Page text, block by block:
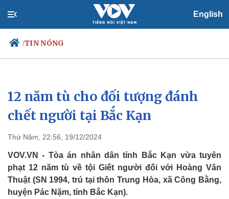
English
/TIN NÓNG
Chính trị
Đảng
Tổ chức nhân sự
Nhận diện sự thật
Xã hội
Tin 24h
Dự báo thời tiết
Việc làm
Biển đảo
12 năm tù cho đối tượng đánh
chết người tại Bắc Kạn
Thứ Năm, 22:56, 19/12/2024
VOV.VN - Tòa án nhân dân tỉnh Bắc Kạn vừa tuyên
phạt 12 năm tù về tội Giết người đối với Hoàng Văn
Thuật (SN 1994, trú tại thôn Trung Hòa, xã Công Bằng,
huyện Pác Nặm, tỉnh Bắc Kạn).